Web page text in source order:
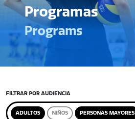
Programas
Programs
FILTRAR POR AUDIENCIA
ADULTOS NIÑOS PERSONAS MAYORES